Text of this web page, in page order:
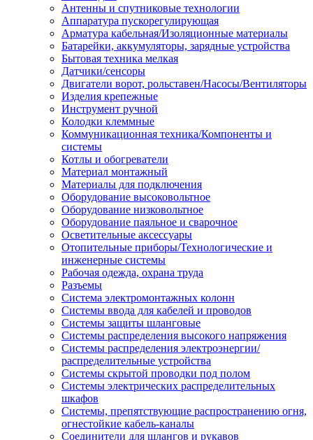
Антенны и спутниковые технологии
Аппаратура пускорегулирующая
Арматура кабельная/Изоляционные материалы
Батарейки, аккумуляторы, зарядные устройства
Бытовая техника мелкая
Датчики/сенсоры
Двигатели ворот, рольставен/Насосы/Вентиляторы
Изделия крепежные
Инструмент ручной
Колодки клеммные
Коммуникационная техника/Компоненты и
системы
Котлы и обогреватели
Материал монтажный
Материалы для подключения
Оборудование высоковольтное
Оборудование низковольтное
Оборудование паяльное и сварочное
Осветительные аксессуары
Отопительные приборы/Технологические и
инженерные системы
Рабочая одежда, охрана труда
Разъемы
Система электромонтажных колонн
Системы ввода для кабелей и проводов
Системы защиты шланговые
Системы распределения высокого напряжения
Системы распределения электроэнергии/
распределительные устройства
Системы скрытой проводки под полом
Системы электрических распределительных
шкафов
Системы, препятствующие распространению огня,
огнестойкие кабель-каналы
Соединители для шлангов и рукавов